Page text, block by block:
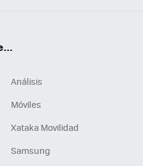
Análisis
Móviles
Xataka Movilidad
Samsung